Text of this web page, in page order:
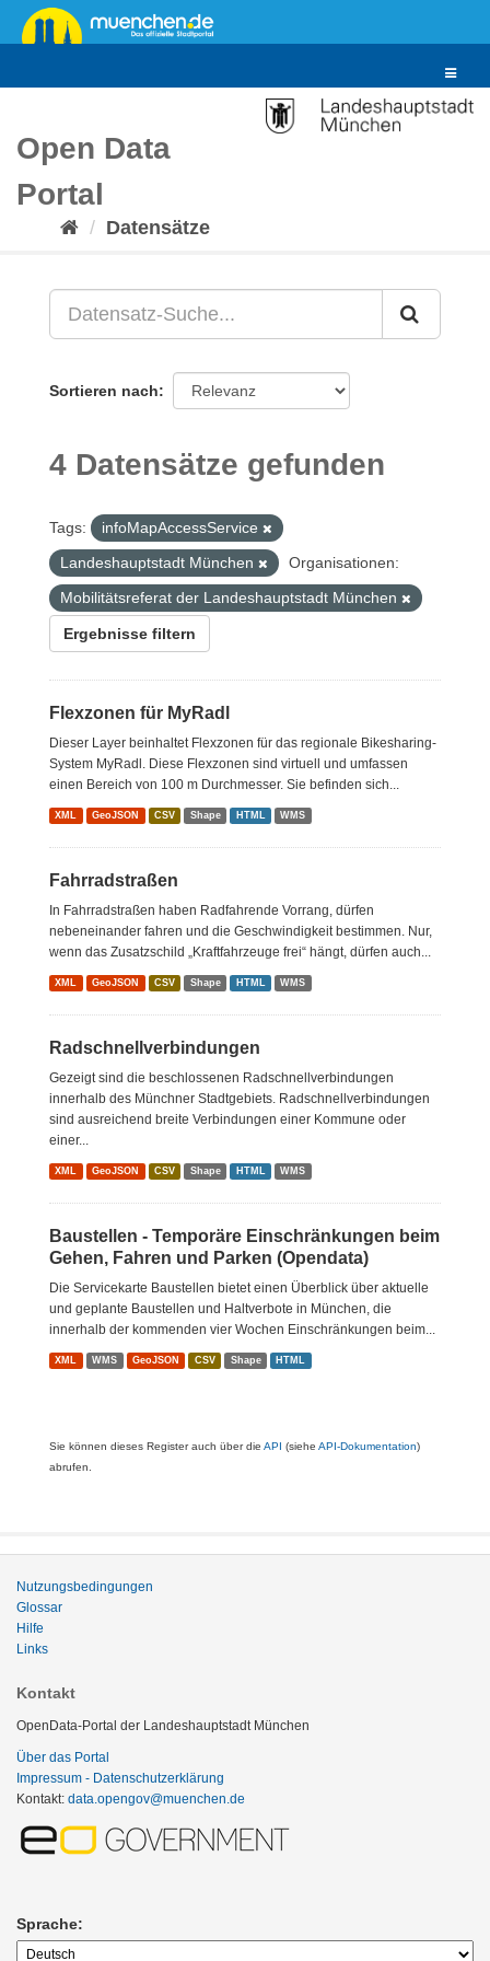
Überspringen
zum
Toggle
Open Data
Portal
Datensätze
Sortieren nach
4 Datensätze gefunden
Tags:
infoMapAccessService
Landeshauptstadt München
Organisationen:
Mobilitätsreferat der Landeshauptstadt München
Ergebnisse filtern
Flexzonen für MyRadl
Dieser Layer beinhaltet Flexzonen für das regionale Bikesharing-
System MyRadl. Diese Flexzonen sind virtuell und umfassen
einen Bereich von 100 m Durchmesser. Sie befinden sich...
XML GeoJSON CSV Shape HTML WMS
Fahrradstraßen
In Fahrradstraßen haben Radfahrende Vorrang, dürfen
nebeneinander fahren und die Geschwindigkeit bestimmen. Nur,
wenn das Zusatzschild „Kraftfahrzeuge frei“ hängt, dürfen auch...
XML GeoJSON CSV Shape HTML WMS
Radschnellverbindungen
Gezeigt sind die beschlossenen Radschnellverbindungen
innerhalb des Münchner Stadtgebiets. Radschnellverbindungen
sind ausreichend breite Verbindungen einer Kommune oder
einer...
XML GeoJSON CSV Shape HTML WMS
Baustellen - Temporäre Einschränkungen beim
Gehen, Fahren und Parken (Opendata)
Die Servicekarte Baustellen bietet einen Überblick über aktuelle
und geplante Baustellen und Haltverbote in München, die
innerhalb der kommenden vier Wochen Einschränkungen beim...
XML WMS GeoJSON CSV Shape HTML
Sie können dieses Register auch über die API (siehe API-Dokumentation)
abrufen.
Nutzungsbedingungen
Glossar
Hilfe
Links
Kontakt
OpenData-Portal der Landeshauptstadt München
Über das Portal
Impressum - Datenschutzerklärung
Kontakt: data.opengov@muenchen.de
Sprache